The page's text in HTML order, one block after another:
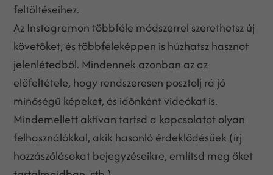
feltöltéseihez.
Az Instagramon többféle módszerrel szerethetsz új
követőket, és többféleképpen is húzhatsz hasznot
jelenlétedből. Mindennek azonban az az
előfeltétele, hogy rendszeresen posztolj rá jó
minőségű képeket, és időnként videókat is.
Mindemellett aktívan tartsd a kapcsolatot olyan
felhasználókkal, akik hasonló érdeklődésűek (írj
hozzászólásokat bejegyzéseikre, említsd meg őket